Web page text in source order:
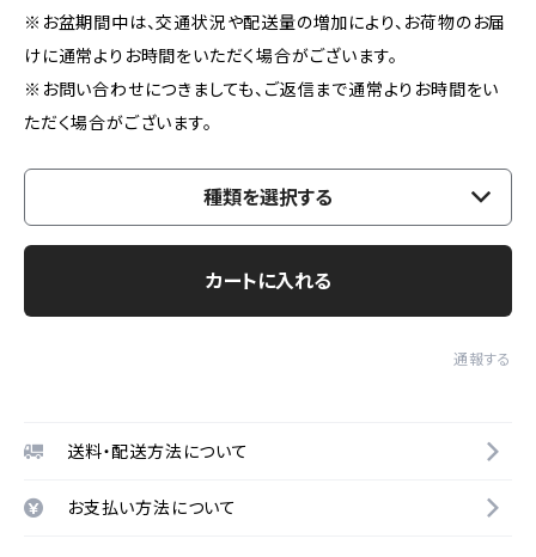
※お盆期間中は、交通状況や配送量の増加により、お荷物のお届
けに通常よりお時間をいただく場合がございます。
※お問い合わせにつきましても、ご返信まで通常よりお時間をい
ただく場合がございます。
種類を選択する
カートに入れる
通報する
送料・配送方法について
お支払い方法について